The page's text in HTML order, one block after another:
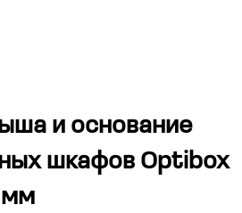
и основание
шкафов Optibox
мм